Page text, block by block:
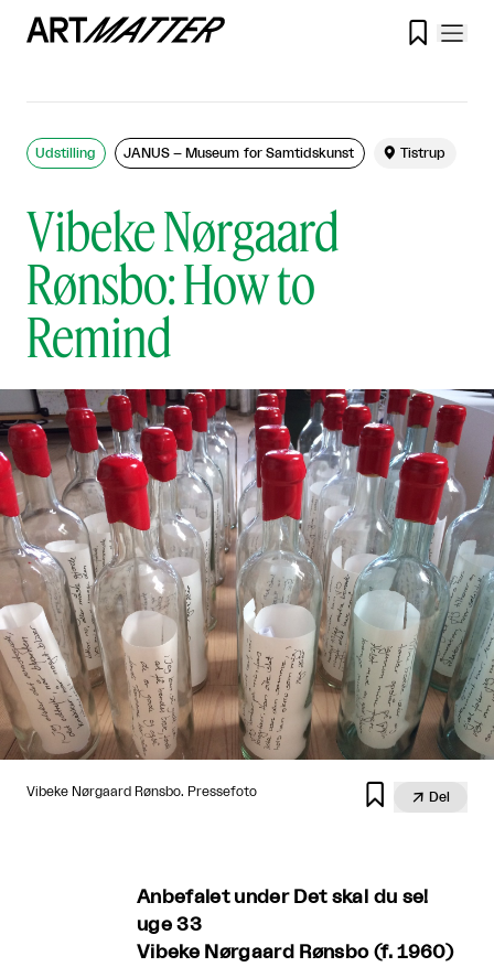

Vibeke Nørgaard
Rønsbo: How to
Remind
Udstilling JANUS – Museum for Samtidskunst  Tistrup
Vibeke Nørgaard Rønsbo. Pressefoto   Del
Anbefalet under Det skal du se!
uge 33
Vibeke Nørgaard Rønsbo (f. 1960)